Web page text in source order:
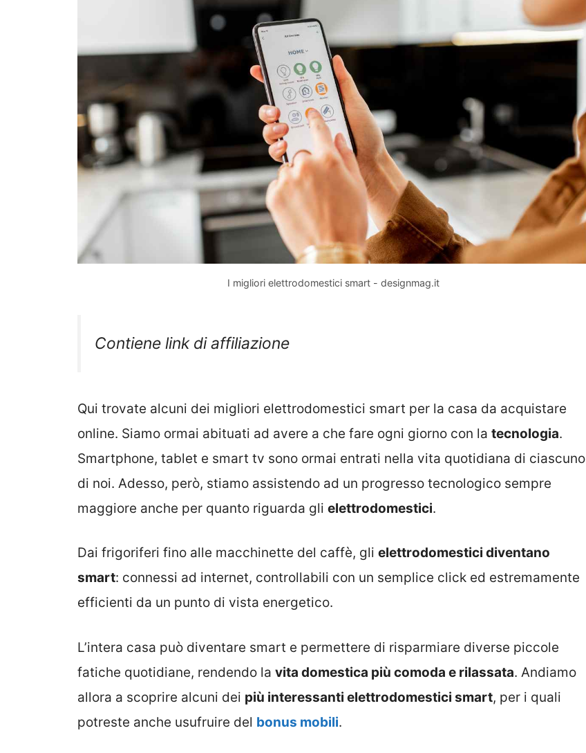
I migliori elettrodomestici smart - designmag.it
Contiene link di affiliazione
Qui trovate alcuni dei migliori elettrodomestici smart per la casa da acquistare
online. Siamo ormai abituati ad avere a che fare ogni giorno con la tecnologia.
Smartphone, tablet e smart tv sono ormai entrati nella vita quotidiana di ciascuno
di noi. Adesso, però, stiamo assistendo ad un progresso tecnologico sempre
maggiore anche per quanto riguarda gli elettrodomestici.
Dai frigoriferi fino alle macchinette del caffè, gli elettrodomestici diventano
smart: connessi ad internet, controllabili con un semplice click ed estremamente
efficienti da un punto di vista energetico.
L’intera casa può diventare smart e permettere di risparmiare diverse piccole
fatiche quotidiane, rendendo la vita domestica più comoda e rilassata. Andiamo
allora a scoprire alcuni dei più interessanti elettrodomestici smart, per i quali
potreste anche usufruire del bonus mobili.